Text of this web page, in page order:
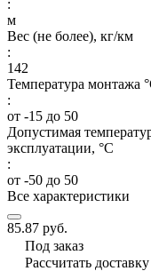
:
м
Вес (не более), кг/км
:
142
Температура монтажа
:
от -15 до 50
Допустимая
эксплуатации, °C
:
от -50 до 50
Все характеристики
85.87 руб.
Под заказ
Рассчитать доставку